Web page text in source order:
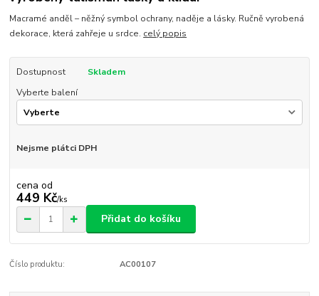
Macramé anděl – něžný symbol ochrany, naděje a lásky. Ručně vyrobená
dekorace, která zahřeje u srdce. celý popis
Dostupnost
Skladem
Vyberte balení
Nejsme plátci DPH
cena od
449 Kč/ks
Přidat do košíku
Číslo produktu: AC00107